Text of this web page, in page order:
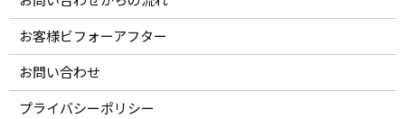
お客様ビフォーアフター
お問い合わせ
プライバシーポリシー